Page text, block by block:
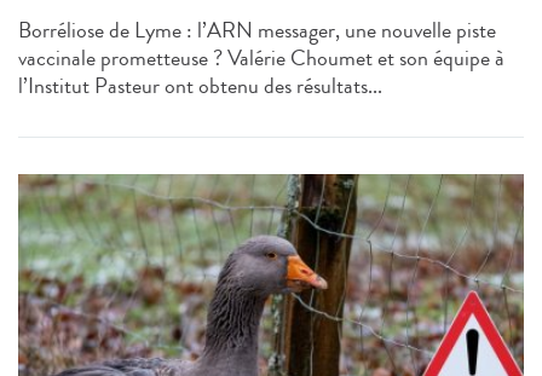
Borréliose de Lyme : l’ARN messager, une nouvelle piste
vaccinale prometteuse ? Valérie Choumet et son équipe à
l’Institut Pasteur ont obtenu des résultats...